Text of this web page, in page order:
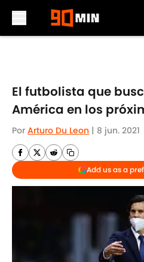
El futbolista que
América en los
Por Arturo Du Leon | 8 jun. 2021
Add us as a